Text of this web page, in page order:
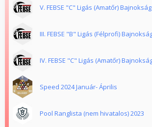
V. FEBSE "C" Ligás (Amatőr) Bajnokság
III. FEBSE "B" Ligás (Félprofi)
IV. FEBSE "C" Ligás (Amatőr)
Speed 2024 Január- Április
Pool Ranglista (nem hivatalos) 2023